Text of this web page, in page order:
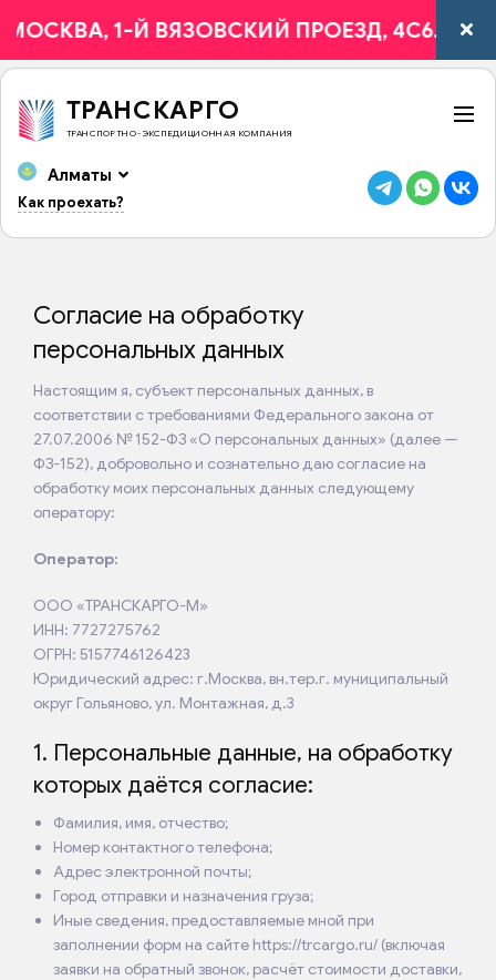
1-Й ВЯЗОВСКИЙ ПРОЕЗД, 4С6.
ТРАНСКАРГО
ТРАНСПОРТНО-ЭКСПЕДИЦИОННАЯ КОМПАНИЯ
Алматы
Как проехать?
Согласие на обработку
персональных данных
Настоящим я, субъект персональных данных, в
соответствии с требованиями Федерального закона от
27.07.2006 № 152-ФЗ «О персональных данных» (далее —
ФЗ-152), добровольно и сознательно даю согласие на
обработку моих персональных данных следующему
оператору:
Оператор:
ООО «ТРАНСКАРГО-М»
ИНН: 7727275762
ОГРН: 5157746126423
Юридический адрес: г.Москва, вн.тер.г. муниципальный
округ Гольяново, ул. Монтажная, д.3
1. Персональные данные, на обработку
которых даётся согласие:
Фамилия, имя, отчество;
Номер контактного телефона;
Адрес электронной почты;
Город отправки и назначения груза;
Иные сведения, предоставляемые мной при
заполнении форм на сайте https://trcargo.ru/ (включая
заявки на обратный звонок, расчёт стоимости доставки,